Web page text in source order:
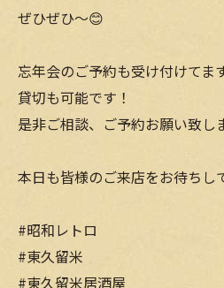
ぜひぜひ〜😊
忘年会のご予約も受け付けてま
貸切も可能です！
是非ご相談、ご予約お願い致し
本日も皆様のご来店をお待ちし
#昭和レトロ
#東久留米
#東久留米居酒屋